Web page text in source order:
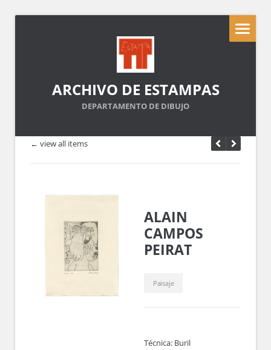
ARCHIVO DE ESTAMPAS
DEPARTAMENTO DE DIBUJO
← view all items
ALAIN
CAMPOS
PEIRAT
Paisaje
Técnica: Buril